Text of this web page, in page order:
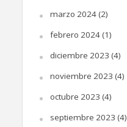
marzo 2024(2)
febrero 2024(1)
diciembre 2023 (4)
noviembre 2023 (4)
octubre 2023 (4)
septiembre 2023 (4)